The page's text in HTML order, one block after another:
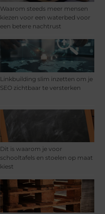
Waarom steeds meer mensen
kiezen voor een waterbed voor
een betere nachtrust
Linkbuilding slim inzetten om je
SEO zichtbaar te versterken
Dit is waarom je voor
schooltafels en stoelen op maat
kiest